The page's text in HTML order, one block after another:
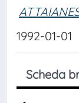
1992-01-01
Scheda